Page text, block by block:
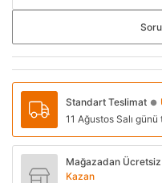
Standart Teslimat ●
11 Ağustos Salı
Mağazadan
Kazan